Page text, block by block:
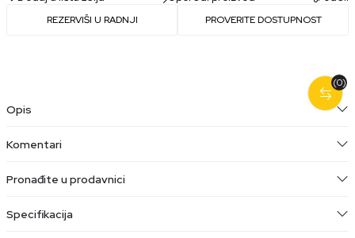
REZERVIŠI U RADNJI PROVERITE DOSTUPNOST
(0)
Opis
Komentari
Pronađite u prodavnici
Specifikacija